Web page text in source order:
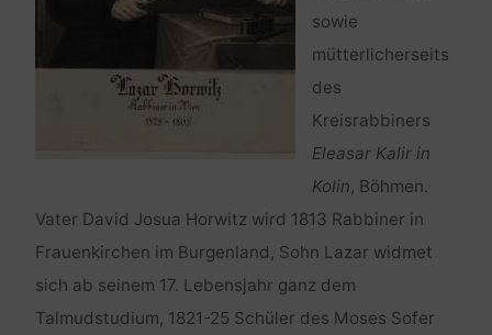
sowie
mütterlicherseits
des
Kreisrabbiners
Eleasar Kalir in
Kolin, Böhmen.
Vater David Josua Horwitz wird 1813 Rabbiner in
Frauenkirchen im Burgenland, Sohn Lazar widmet
sich ab seinem 17. Lebensjahr ganz dem
Talmudstudium, 1821-25 Schüler des Moses Sofer